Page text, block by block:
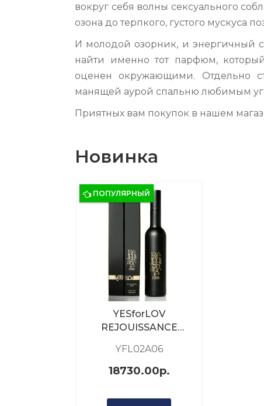
вокруг себя волны сексуального
озона до терпкого, густого мускуса
И молодой озорник, и энергичный
найти именно тот парфюм,
оценен окружающими. Отдельно
манящей аурой спальню любимым
Приятных вам покупок в нашем
Новинка
ПОПУЛЯРНЫЙ
YESforLOV
REJOUISSANCE
для мужчин 100мл
YFL02A06
18730.00р.